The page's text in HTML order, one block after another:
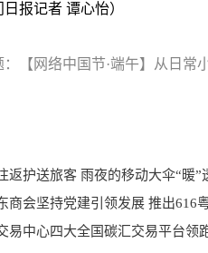
日报记者 谭心怡）
：【网络中国节·端午】从日常
返护送旅客 雨夜的移动大伞“暖”
商会坚持党建引领发展 推出616
易中心四大全国碳汇交易平台领